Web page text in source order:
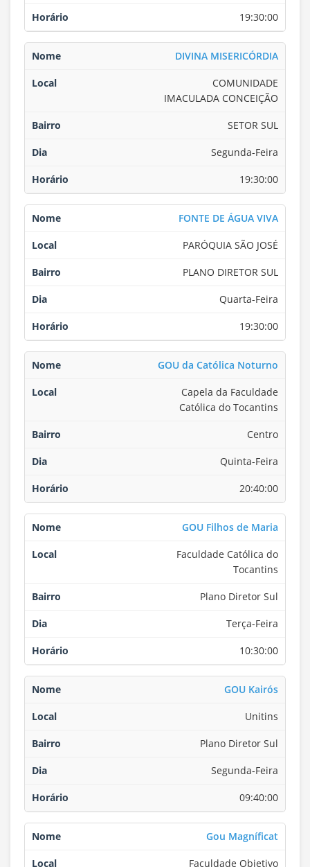
19:30:00
DIVINA MISERICÓRDIA
COMUNIDADE
IMACULADA CONCEIÇÃO
SETOR SUL
Segunda-Feira
19:30:00
FONTE DE ÁGUA VIVA
PARÓQUIA SÃO JOSÉ
PLANO DIRETOR SUL
Quarta-Feira
19:30:00
GOU da Católica Noturno
Capela da Faculdade
Católica do Tocantins
Centro
Quinta-Feira
20:40:00
GOU Filhos de Maria
Faculdade Católica do
Tocantins
Plano Diretor Sul
Terça-Feira
10:30:00
GOU Kairós
Unitins
Plano Diretor Sul
Segunda-Feira
09:40:00
Gou Magníficat
Faculdade Objetivo